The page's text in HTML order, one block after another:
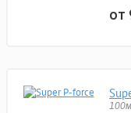
от